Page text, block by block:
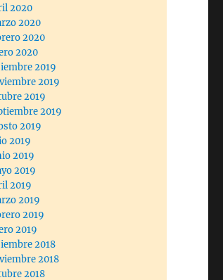
2020
2020
2020
2020
2019
2019
2019
2019
2019
2019
2019
2019
2019
2019
2019
2019
2018
2018
2018